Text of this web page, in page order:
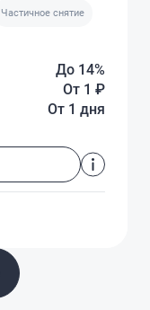
Частичное снятие
До 14%
От 1 ₽
От 1 дня